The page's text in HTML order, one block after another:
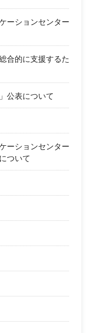
ーションセンター
合的に支援するた
公表について
ーションセンター
ついて